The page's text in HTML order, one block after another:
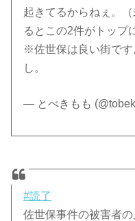
起きてるからねぇ。
るとこの2件がトップ
※佐世保は良い街です
し。
— とべきもも
#読了
佐世保事件の被害者